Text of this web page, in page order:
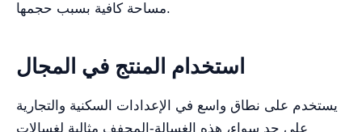
مساحة كافية بسبب حجمها.
استخدام المنتج في المجال
يستخدم على نطاق واسع في الإعدادات السكنية والتجارية
على حد سواء، هذه الغسالة-المجفف مثالية لغسالات